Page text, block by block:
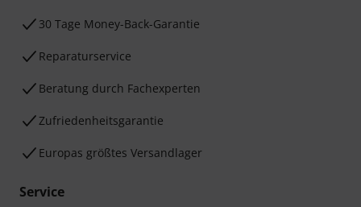
30 Tage Money-Back-Garantie
Reparaturservice
Beratung durch Fachexperten
Zufriedenheitsgarantie
Europas größtes Versandlager
Service